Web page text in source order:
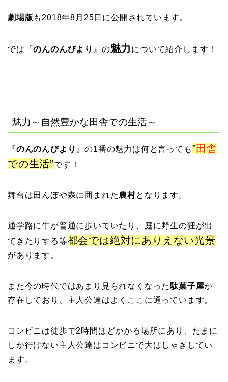
劇場版 も2018年8月25日に公開されています。
では『のんのんびより 』の魅力 について紹介します！
魅力～自然豊かな田舎での生活～
『のんのんびより 』の1番の魅力は何と言っても”田舎
での生活”です！
舞台は田んぼや森に囲まれた農村となります。
通学路に牛が普通に歩いていたり、庭に野生の狸が出
てきたりする等都会では絶対にありえない光景
があります。
また今の時代ではあまり見られなくなった駄菓子屋が
存在しており、主人公達はよくここに通っています。
コンビニは徒歩で2時間ほどかかる場所にあり、たまに
しか行けない主人公達はコンビニで大はしゃぎしてい
ます。